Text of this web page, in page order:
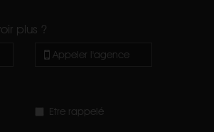
plus ?
Appeler l'agence
Etre rappelé